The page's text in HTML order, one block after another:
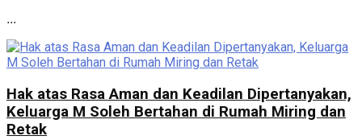
...
Hak atas Rasa Aman dan Keadilan Dipertanyakan,
Keluarga M Soleh Bertahan di Rumah Miring dan
Retak